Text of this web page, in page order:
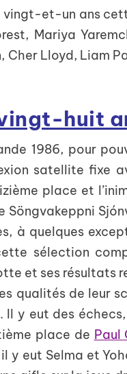
vingt-et-un ans
Mariya
Cher Lloyd, Liam
huit
1986, pour
satellite fixe
place et
Söngvakeppni
à quelques
sélection
et ses résultats
qualités de leur
. Il y eut des
place de Paul
il y eut Selma et